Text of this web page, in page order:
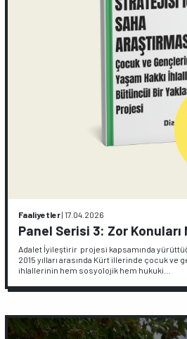
Faaliyetler|17.04.2026
Panel Serisi 3: Zor Konuları
Adalet İyileştirir projesi kapsamında
2015 yılları arasında Kürt illerinde çocuk ve
ihlallerinin hem sosyolojik hem hukuki…